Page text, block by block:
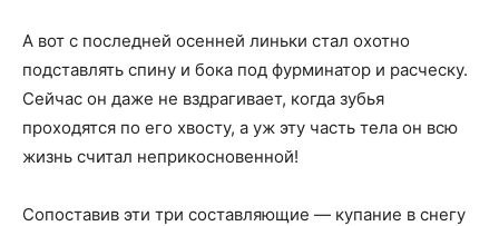
А вот с последней осенней линьки стал охотно
подставлять спину и бока под фурминатор и расческу.
Сейчас он даже не вздрагивает, когда зубья
проходятся по его хвосту, а уж эту часть тела он всю
жизнь считал неприкосновенной!
Сопоставив эти три составляющие — купание в снегу